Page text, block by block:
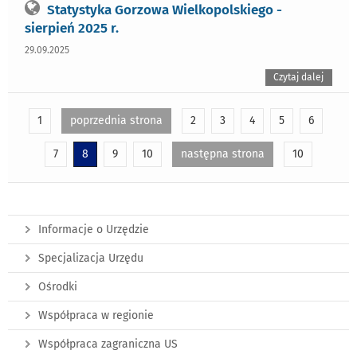
Statystyka Gorzowa Wielkopolskiego -
sierpień 2025 r.
29.09.2025
Czytaj dalej
1 poprzednia strona 2 3 4 5 6
7 8 9 10 następna strona 10
Informacje o Urzędzie
Specjalizacja Urzędu
Ośrodki
Współpraca w regionie
Współpraca zagraniczna US